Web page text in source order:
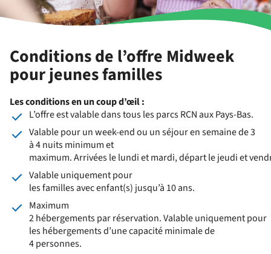
Conditions de l’offre Midweek
pour jeunes familles
Les conditions en un coup d’œil :
L’offre est valable dans tous les parcs RCN aux Pays-Bas.
Valable pour un week-end ou un séjour en semaine de 3
à 4 nuits minimum et
maximum. Arrivées le lundi et mardi, départ le jeudi et
Valable uniquement pour
les familles avec enfant(s) jusqu’à 10 ans.
Maximum
2 hébergements par réservation. Valable uniquement pour
les hébergements d’une capacité minimale de
4 personnes.